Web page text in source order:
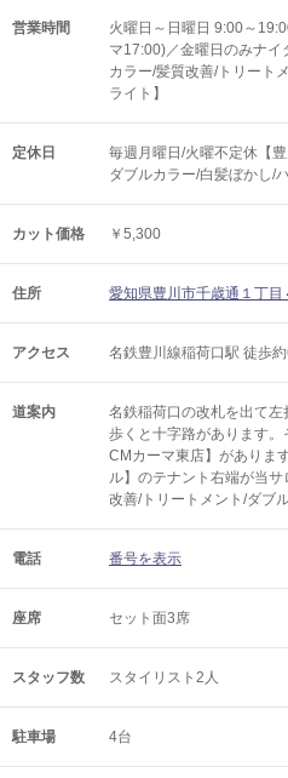
営業時間
火曜日～日曜日 9:00～
マ17:00)／金曜日のみナ
カラー/髪質改善/トリート
ライト】
定休日
毎週月曜日/火曜不定休【
ダブルカラー/白髪ぼかし/
カット価格 ￥5,300
住所 愛知県豊川市千歳通１丁目
アクセス 名鉄豊川線稲荷口駅 徒歩
道案内
名鉄稲荷口の改札を出て
歩くと十字路があります
CMカーマ東店】がありま
ル】のテナント右端が当
改善/トリートメント/ダブ
電話 番号を表示
座席 セット面3席
スタッフ数 スタイリスト2人
駐車場 4台